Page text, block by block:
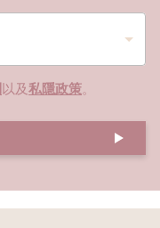
以及私隱政策。